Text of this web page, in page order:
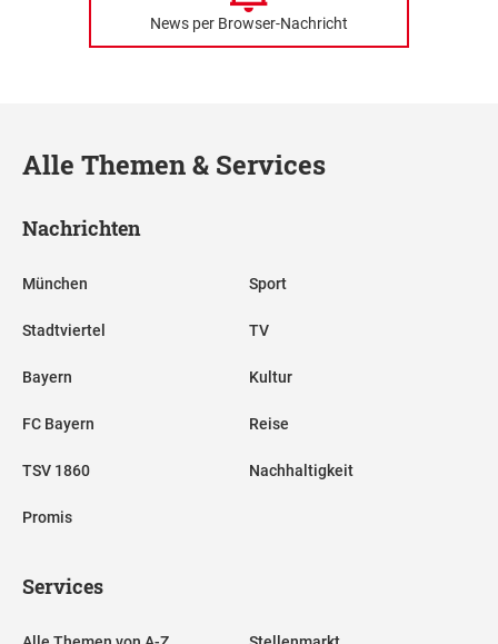
News per Browser-Nachricht
Alle Themen & Services
Nachrichten
München
Stadtviertel
Bayern
FC Bayern
TSV 1860
Promis
Sport
TV
Kultur
Reise
Nachhaltigkeit
Services